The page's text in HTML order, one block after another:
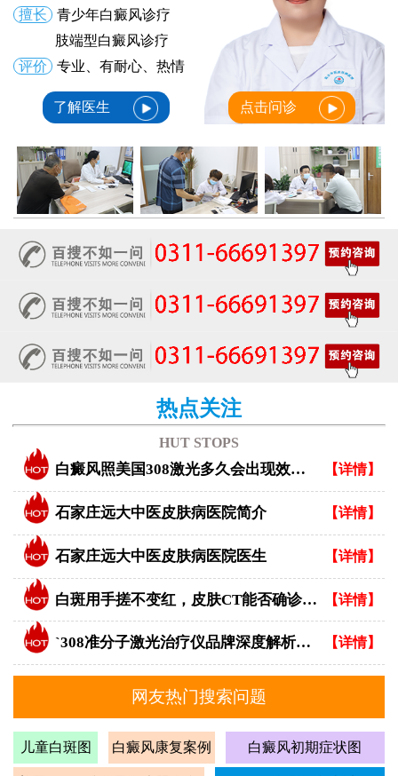
擅长
青少年白癜风诊疗
肢端型白癜风诊疗
评价
专业、有耐心、热情
了解医生 点击问诊
热点关注
HUT STOPS
白癜风照美国308激光多久会出现效果？ 【详情】
石家庄远大中医皮肤病医院简介 【详情】
石家庄远大中医皮肤病医院医生 【详情】
白斑用手搓不变红，皮肤CT能否确诊白癜风？ 【详情】
`308准分子激光治疗仪品牌深度解析：专业视角下的优选指南` 【详情】
网友热门搜索问题
儿童白斑图 白癜风康复案例 白癜风初期症状图